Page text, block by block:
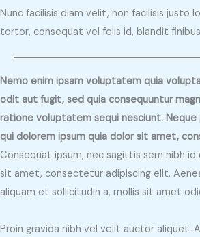
Nunc facilisis diam velit, non facilisis justo
tortor, consequat vel felis id, blandit
Nemo enim ipsam voluptatem quia
odit aut fugit, sed quia consequuntur
ratione voluptatem sequi nesciunt.
qui dolorem ipsum quia dolor sit amet,
Consequat ipsum, nec sagittis sem nibh
sit amet, consectetur adipiscing elit.
aliquam et sollicitudin a, mollis sit amet
Proin gravida nibh vel velit auctor aliquet.